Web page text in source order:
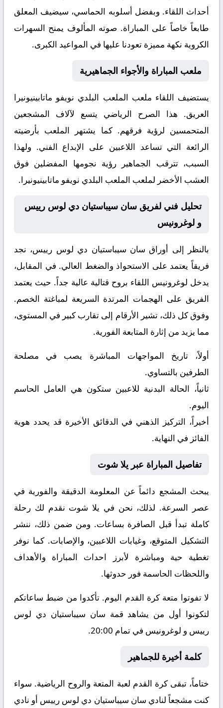
أحداث اللقاء. وبفضل أسلوبه الحماسي، سيضيف المعلق
طابعاً خاصاً على المباراة. صوته المألوف يمنح السهرات
الكروية نكهة مميزة تعودنا عليها في المواعيد الكبرى.
ملعب المباراة والأجواء الجماهيرية
يستضيف اللقاء ملعب الملعب البلدي نويفو ماتابينيونيرا
العريق. هذا الصرح الرياضي يتسع لآلاف المشجعين
المتحمسين لرؤية فرقهم. كما يشتهر الملعب بأرضيته
الرائعة التي تساعد اللاعبين على الإبداع الفني. ولهذا
السبب، تترقب الجماهير رؤية نجومها المفضلين فوق
العشب الأخضر لملعب الملعب البلدي نويفو ماتابينيونيرا.
تحليل فني لفريق سان سيباستيان دي لوس رييس
و لوغرونيس
بالنظر إلى أوراق سان سيباستيان دي لوس رييس، نجد
فريقاً يعتمد على الاستحواذ والضغط العالي. في المقابل،
يدخل لوغرونيس اللقاء بروح قتالية عالية جداً. حيث يعتمد
الفريق على الهجمات المرتدة السريعة لمباغتة الخصم.
وفوق كل ذلك، تشير الأرقام إلى تقارب كبير في المستوى،
مما يزيد من إثارة المتابعة الفورية.
أولاً، تاريخ المواجهات المباشرة يصب في مصلحة
الطرفين بالتساوي.
ثانياً، الحالة البدنية للاعبين ستكون هي العامل الحاسم
اليوم.
أخيراً، التركيز الذهني في الدقائق الأخيرة قد يحدد هوية
الفائز في النهاية.
تفاصيل المباراة عبر يلا شوت
يبحث المشجع دائماً عن المعلومة الدقيقة والفورية في
عصر السرعة. لذلك، نحن في يلا شوت نقدم لك رحلة
كاملة تبدأ قبل الصافرة بساعات. ومن ضمن ذلك، ننشر
التشكيل المتوقع، وغيابات اللاعبين، والإصابات. كما نوفر
تغطية حية ومباشرة لأبرز احداث المباراة والأهداف
واللحظات الحاسمة فور حدوثها.
لا تفوتوا متعة كرة القدم اليوم. تأكدوا من ضبط ساعاتكم
لتكونوا أول من يشاهد قمة سان سيباستيان دي لوس
رييس و لوغرونيس في تمام 20:00.
كلمة أخيرة للجماهير
ختاماً، تبقى كرة القدم لعبة المتعة والروح الرياضية. سواء
كنت مشجعاً لنادي سان سيباستيان دي لوس رييس أو نادي